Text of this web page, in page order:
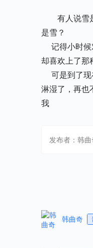
有人说雪
是雪？
却喜欢上了那
淋湿了，再也
我
发布者：韩曲
韩曲奇